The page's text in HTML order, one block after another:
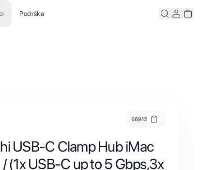
Podrška PretražiKorisnicki
66912
USB-C Clamp Hub iMac
(1x USB-C up to 5 Gbps,3x